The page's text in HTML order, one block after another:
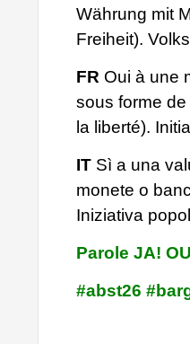
Währung mit
Freiheit).
FR Oui à une
sous forme de
la liberté).
IT Sì a una
monete o
Iniziativa
Parole JA!
#abst26